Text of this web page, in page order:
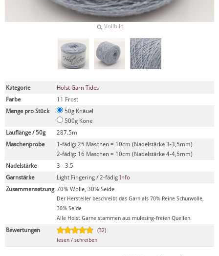
Vollbild
Kategorie
Holst Garn Tides
Farbe
11 Frost
Menge pro Stück
50g Knäuel
500g Kone
Lauflänge / 50g
287.5m
Maschenprobe
1-fädig: 25 Maschen = 10cm (Nadelstärke 3-3,5mm)
2-fädig: 16 Maschen = 10cm (Nadelstärke 4-4,5mm)
Nadelstärke
3 - 3.5
Garnstärke
Light Fingering / 2-fädig Info
Zusammensetzung 70% Wolle, 30% Seide
Der Hersteller beschreibt das Garn als 70% Reine Schurwolle,
30% Seide
Alle Holst Garne stammen aus mulesing-freien Quellen.
Bewertungen
(32)
lesen / schreiben